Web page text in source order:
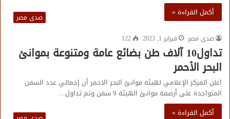
أكمل القراءة »
صدى مصر
صدى مصر
فبراير 1, 2023 122
تداول10 آلاف طن بضائع عامة ومتنوعة بموانئ
البحر الأحمر
اعلن المركز الإعلامي لهيئة موانئ البحر الاحمر أن إجمالي عدد السفن
المتواجدة على أرصفة موانئ الهيئة 9 سفن وتم تداول…
أكمل القراءة »